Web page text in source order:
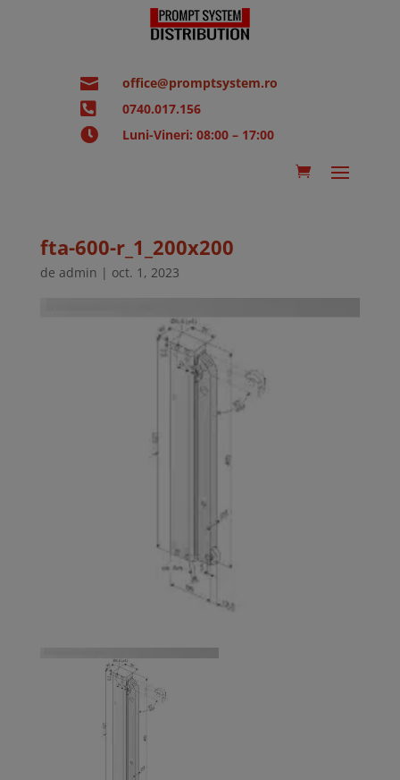
 office@promptsystem.ro
 0740.017.156
 Luni-Vineri: 08:00 – 17:00
fta-600-r_1_200x200
de admin | oct. 1, 2023